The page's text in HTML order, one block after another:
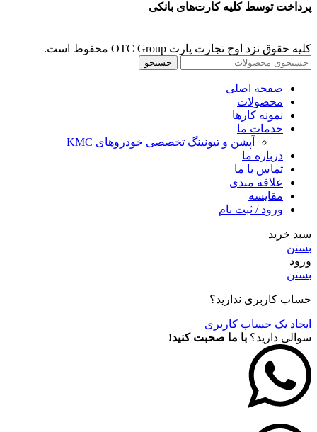
پرداخت توسط کلیه کارت‌های بانکی
کلیه حقوق نزد اوج تجارت پارت OTC Group محفوظ است.
جستجو
صفحه اصلی
محصولات
نمونه کارها
خدمات ما
آپشن و تیونینگ تخصصی خودروهای KMC
درباره ما
تماس با ما
علاقه مندی
مقايسه
ورود / ثبت نام
سبد خرید
بستن
ورود
بستن
حساب کاربری ندارید؟
ایجاد یک حساب کاربری
سوالی دارید؟ با ما صحبت کنید!